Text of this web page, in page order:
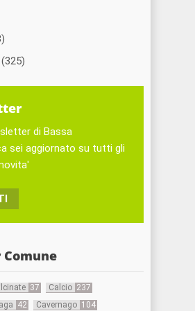
(325)
di Bassa
sei aggiornato su tutti gli
37 Calcio 237
42 Cavernago 104